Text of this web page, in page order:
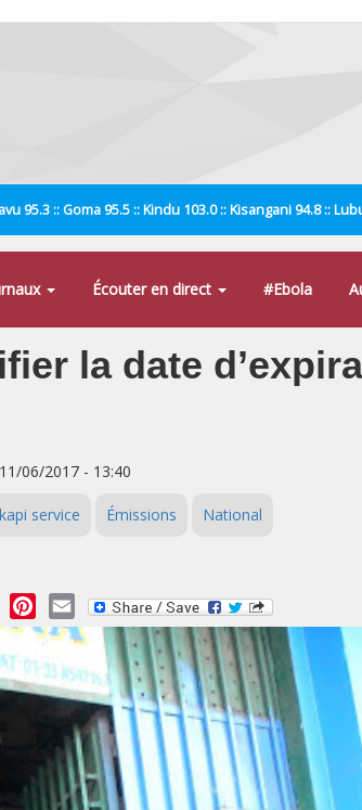
95.3 :: Goma 95.5 :: Kindu 103.0 :: Kisangani 94.8 ::
Écouter en direct #Ebola
la date
06/2017 - 13:40
service Émissions National
MessagePinterest
Email